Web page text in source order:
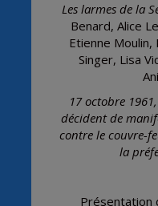
Les larmes de la
Benard, Alice
Etienne Moulin,
Singer, Lisa
17 octobre
décident de
contre le couvre-
la
Présentation